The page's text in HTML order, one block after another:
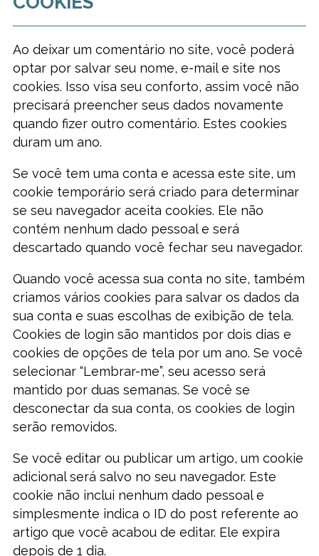
Ao deixar um comentário no site, você poderá
optar por salvar seu nome, e-mail e site nos
cookies. Isso visa seu conforto, assim você não
precisará preencher seus dados novamente
quando fizer outro comentário. Estes cookies
duram um ano.
Se você tem uma conta e acessa este site, um
cookie temporário será criado para determinar
se seu navegador aceita cookies. Ele não
contém nenhum dado pessoal e será
descartado quando você fechar seu navegador.
Quando você acessa sua conta no site, também
criamos vários cookies para salvar os dados da
sua conta e suas escolhas de exibição de tela.
Cookies de login são mantidos por dois dias e
cookies de opções de tela por um ano. Se você
selecionar “Lembrar-me”, seu acesso será
mantido por duas semanas. Se você se
desconectar da sua conta, os cookies de login
serão removidos.
Se você editar ou publicar um artigo, um cookie
adicional será salvo no seu navegador. Este
cookie não inclui nenhum dado pessoal e
simplesmente indica o ID do post referente ao
artigo que você acabou de editar. Ele expira
depois de 1 dia.